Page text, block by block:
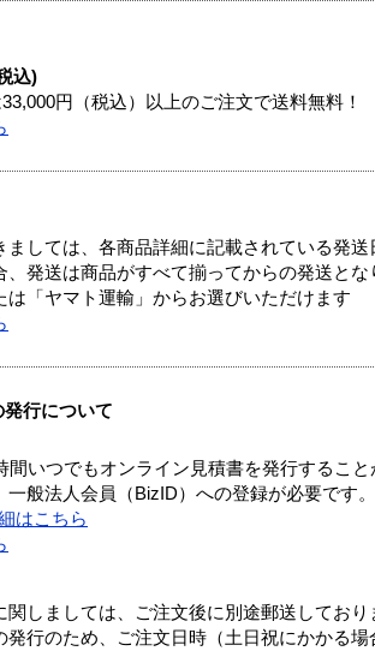
込)
円（税込）以上のご注文で送料無料！
しては、各商品詳細に記載されている発送
発送は商品がすべて揃ってからの発送とな
「ヤマト運輸」からお選びいただけます
行について
いつでもオンライン見積書を発行すること
般法人会員（BizID）への登録が必要です。
はこちら
しましては、ご注文後に別途郵送しており
行のため、ご注文日時（土日祝にかかる